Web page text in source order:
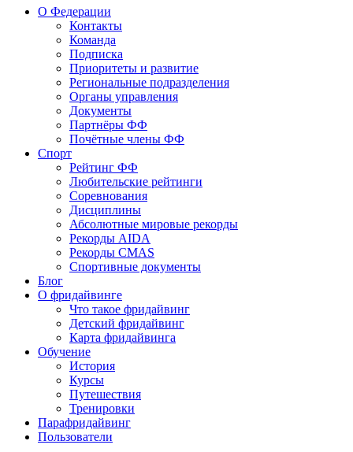
О Федерации
Контакты
Команда
Подписка
Приоритеты и развитие
Региональные подразделения
Органы управления
Документы
Партнёры ФФ
Почётные члены ФФ
Спорт
Рейтинг ФФ
Любительские рейтинги
Соревнования
Дисциплины
Абсолютные мировые рекорды
Рекорды AIDA
Рекорды CMAS
Спортивные документы
Блог
О фридайвинге
Что такое фридайвинг
Детский фридайвинг
Карта фридайвинга
Обучение
История
Курсы
Путешествия
Тренировки
Парафридайвинг
Пользователи